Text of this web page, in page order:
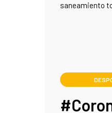
saneamiento